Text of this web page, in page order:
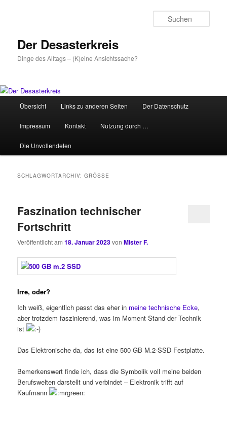
Der Desasterkreis
Dinge des Alltags – (K)eine Ansichtssache?
HauptmenüÜbersicht Links zu anderen Seiten Der Datenschutz
Impressum Kontakt Nutzung durch …
Die Unvollendeten
SCHLAGWORTARCHIV:GRÖSSE
Faszination technischer
Fortschritt
Veröffentlicht am18. Januar 2023vonMister F.
Irre, oder?
Ich weiß, eigentlich passt das eher in meine technische Ecke,
aber trotzdem faszinierend, was im Moment Stand der Technik
ist
Das Elektronische da, das ist eine 500 GB M.2-SSD Festplatte.
Bemerkenswert finde ich, dass die Symbolik voll meine beiden
Berufswelten darstellt und verbindet – Elektronik trifft auf
Kaufmann